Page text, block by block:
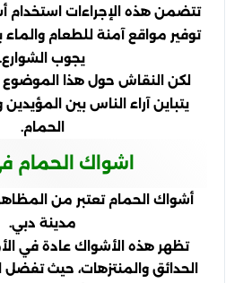
تتضمن هذه الإجراءات استخدام
توفير مواقع آمنة للطعام
يجوب الشوارع.
لكن النقاش حول هذا
يتباين آراء الناس بين
الحمام.
اشواك الحمام
أشواك الحمام تعتبر من المظاهر
مدينة دبي.
تظهر هذه الأشواك عادة في
الحدائق والمنتزهات، حيث